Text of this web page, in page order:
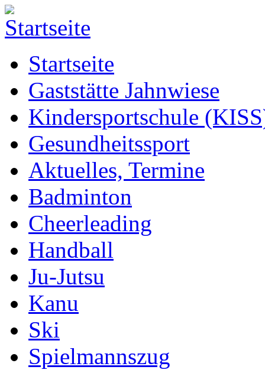
Startseite
Gaststätte Jahnwiese
Kindersportschule
Gesundheitssport
Aktuelles, Termine
Badminton
Cheerleading
Handball
Ju-Jutsu
Kanu
Ski
Spielmannszug